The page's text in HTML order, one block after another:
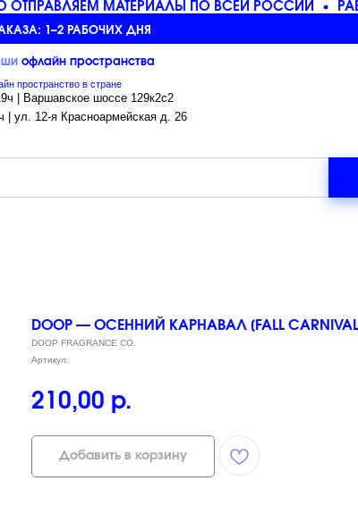
МАТЕРИАЛЫ ПО ВСЕЙ РОССИИ
1–2 РАБОЧИХ ДНЯ
офлайн пространства
пространство в стране
| Варшавское шоссе 129к2с2
| ул. 12-я Красноармейская д. 26
DOOP — ОСЕННИЙ КАРНАВАЛ [FALL
DOOP FRAGRANCE CO.
Артикул:
210,00 р.
Добавить в корзину